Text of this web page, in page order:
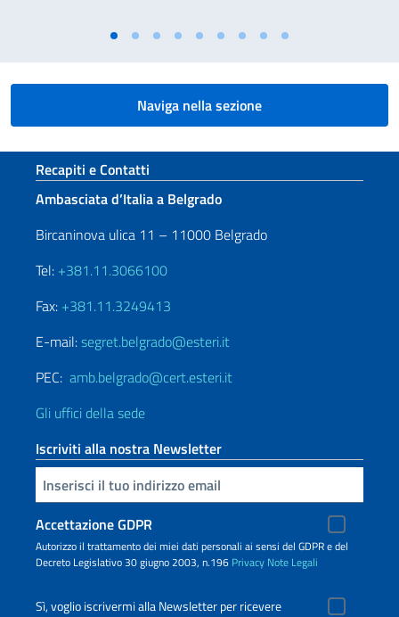
Naviga nella sezione
Sezione footer
Recapiti e Contatti
Ambasciata d’Italia a Belgrado
Bircaninova ulica 11 – 11000 Belgrado
Tel: +381.11.3066100
Fax: +381.11.3249413
E-mail:segret.belgrado@esteri.it
PEC: amb.belgrado@cert.esteri.it
Gli uffici della sede
Iscriviti alla nostra Newsletter
Inserisci la tua email
Accettazione GDPR
Autorizzo il trattamento dei miei dati personali ai sensi del GDPR e del
Decreto Legislativo 30 giugno 2003, n.196 Privacy Note Legali
Sì, voglio iscrivermi alla Newsletter per ricevere